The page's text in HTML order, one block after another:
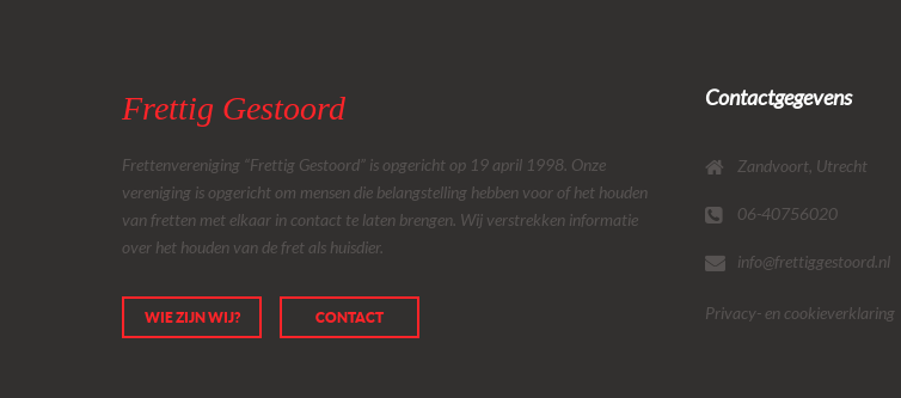
Frettig Gestoord
Frettenvereniging “Frettig Gestoord” is opgericht op 19 april 1998. Onze
vereniging is opgericht om mensen die belangstelling hebben voor of het houden
van fretten met elkaar in contact te laten brengen. Wij verstrekken informatie
over het houden van de fret als huisdier.
WIE ZIJN WIJ? CONTACT
Contactgegevens
Zandvoort, Utrecht
06-40756020
info@frettiggestoord.nl
Privacy- en cookieverklaring